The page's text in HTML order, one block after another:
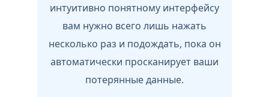
интуитивно понятному интерфейсу
вам нужно всего лишь нажать
несколько раз и подождать, пока он
автоматически просканирует ваши
потерянные данные.